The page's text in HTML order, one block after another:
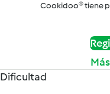
Cookidoo® tiene
Dificultad